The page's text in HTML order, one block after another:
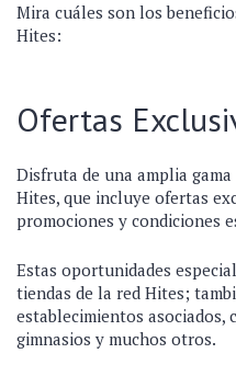
Mira cuáles son los
Hites:
Ofertas
Disfruta de una amplia
Hites, que incluye ofertas
promociones y condiciones
Estas oportunidades
tiendas de la red Hites;
establecimientos asociados,
gimnasios y muchos otros.